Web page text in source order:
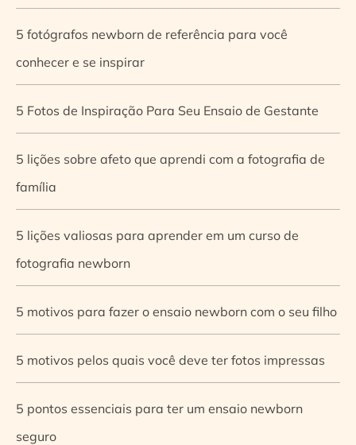
5 fotógrafos newborn de referência para você
conhecer e se inspirar
5 Fotos de Inspiração Para Seu Ensaio de Gestante
5 lições sobre afeto que aprendi com a fotografia de
família
5 lições valiosas para aprender em um curso de
fotografia newborn
5 motivos para fazer o ensaio newborn com o seu filho
5 motivos pelos quais você deve ter fotos impressas
5 pontos essenciais para ter um ensaio newborn
seguro